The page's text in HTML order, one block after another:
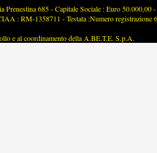
Prenestina 685 - Capitale Sociale : Euro
: RM-1358711 - Testata :Numero registrazione
e al coordinamento della A.BE.T.E. S.p.A.